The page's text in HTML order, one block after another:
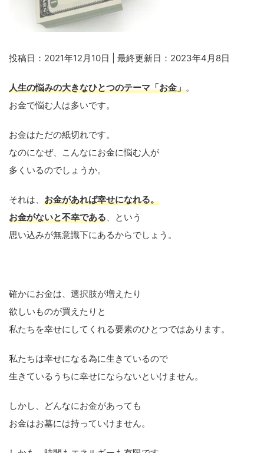
投稿日：2021年12月10日 | 最終更新日：2023年4月8日
人生の悩みの大きなひとつのテーマ「お金」。
お金で悩む人は多いです。
お金はただの紙切れです。
なのになぜ、こんなにお金に悩む人が
多くいるのでしょうか。
それは、 お金があれば幸せになれる。
お金がないと不幸である、という
思い込みが無意識下にあるからでしょう。
確かにお金は、選択肢が増えたり
欲しいものが買えたりと
私たちを幸せにしてくれる要素のひとつではあります。
私たちは幸せになる為に生きているので
生きているうちに幸せにならないといけません。
しかし、どんなにお金があっても
お金はお墓には持っていけません。